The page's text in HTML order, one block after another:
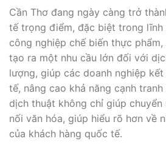
Cần Thơ đang ngày càng trở
tế trọng điểm, đặc biệt trong lĩnh
công nghiệp chế biến thực
tạo ra một nhu cầu lớn đối với
lượng, giúp các doanh nghiệp
tế, nâng cao khả năng cạnh
dịch thuật không chỉ giúp chuyển
nối văn hóa, giúp hiểu rõ hơn về
của khách hàng quốc tế.